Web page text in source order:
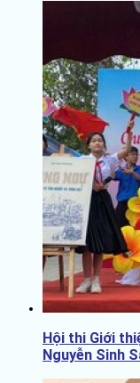
Hội thi Giới
Nguyễn Sinh